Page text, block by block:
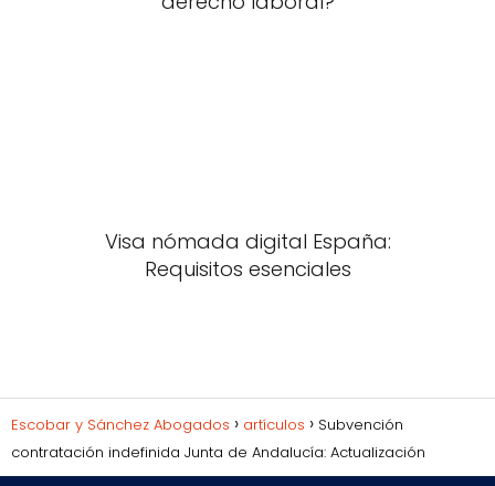
Visa nómada digital España:
Requisitos esenciales
Escobar y Sánchez Abogados artículos
Subvención
contratación indefinida Junta de Andalucía: Actualización